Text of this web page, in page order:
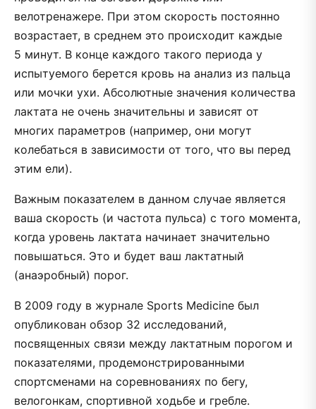
велотренажере. При этом скорость постоянно
возрастает, в среднем это происходит каждые
5 минут. В конце каждого такого периода у
испытуемого берется кровь на анализ из пальца
или мочки ухи. Абсолютные значения количества
лактата не очень значительны и зависят от
многих параметров (например, они могут
колебаться в зависимости от того, что вы перед
этим ели).
Важным показателем в данном случае является
ваша скорость (и частота пульса) с того момента,
когда уровень лактата начинает значительно
повышаться. Это и будет ваш лактатный
(анаэробный) порог.
В 2009 году в журнале Sports Medicine был
опубликован обзор 32 исследований,
посвященных связи между лактатным порогом и
показателями, продемонстрированными
спортсменами на соревнованиях по бегу,
велогонкам, спортивной ходьбе и гребле.